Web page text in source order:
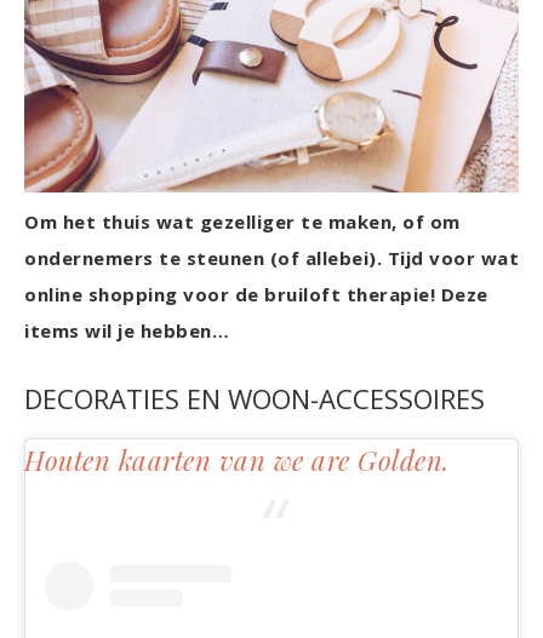
Om het thuis wat gezelliger te maken, of om
ondernemers te steunen (of allebei). Tijd voor wat
online shopping voor de bruiloft therapie! Deze
items wil je hebben…
DECORATIES EN WOON-ACCESSOIRES
Houten kaarten van we are Golden.